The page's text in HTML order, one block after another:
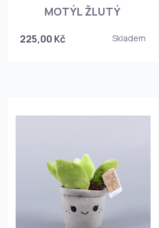
MOTÝL ŽLUTÝ
225,00 Kč Skladem